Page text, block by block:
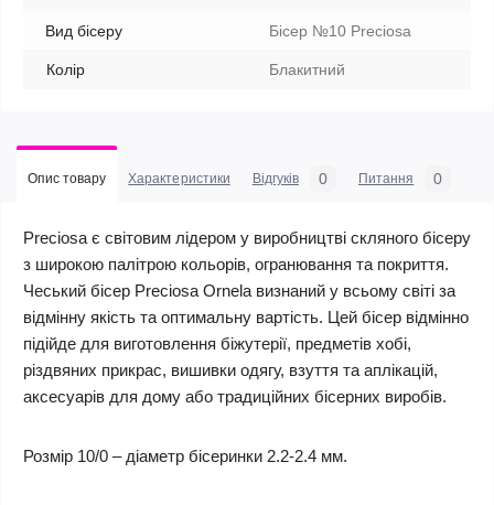
Вид бісеру Бісер №10 Preciosa
Колір Блакитний
Опис товару Характеристики Відгуків 0 Питання 0
Preciosa є світовим лідером у виробництві скляного бісеру
з широкою палітрою кольорів, огранювання та покриття.
Чеський бісер Preciosa Ornela визнаний у всьому світі за
відмінну якість та оптимальну вартість. Цей бісер відмінно
підійде для виготовлення біжутерії, предметів хобі,
різдвяних прикрас, вишивки одягу, взуття та аплікацій,
аксесуарів для дому або традиційних бісерних виробів.
Розмір 10/0 – діаметр бісеринки 2.2-2.4 мм.